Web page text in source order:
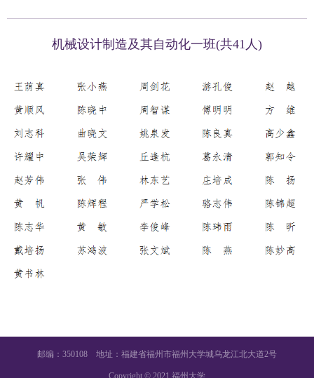
机械设计制造及其自动化一班(共41人)
邮编：350108 地址：福建省福州市福州大学城乌龙江北大道2号
Copyright © 2021 福州大学